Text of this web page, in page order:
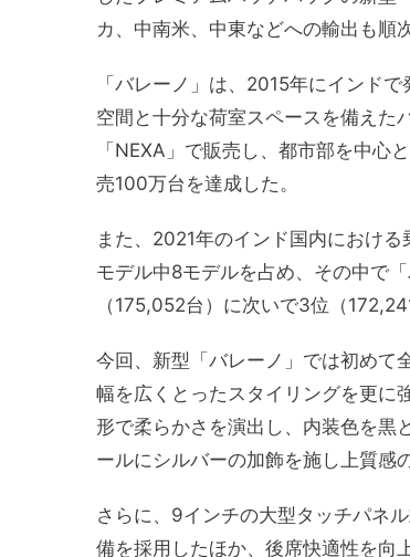
カ、中南米、中東などへの輸出も順
「バレーノ」は、2015年にインド
空間と十分な荷室スペースを備えた
「NEXA」で販売し、都市部を中心
売100万台を達成した。
また、2021年のインド国内におけ
モデル中8モデルを占め、その中で
（175,052台）に次いで3位（
今回、新型「バレーノ」では初めて
幅を広くとったスタイリングを更に
形で柔らかさを演出し、内装色を黒
ールにシルバーの加飾を施し上質感
さらに、9インチの大型タッチパネ
備を採用したほか、後席快適性を向